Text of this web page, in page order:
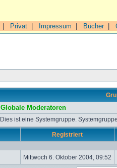
Privat Impressum Bücher|
Globale Moderatoren
Dies ist eine Systemgruppe.
Registriert
Mittwoch 6. Oktober 2004, 09:52